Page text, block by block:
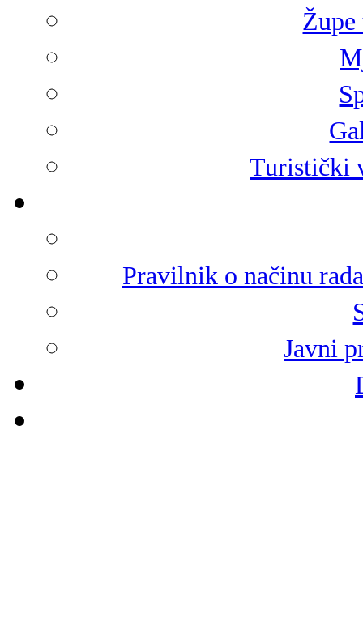
Turistički
Pravilnik o načinu
Javni